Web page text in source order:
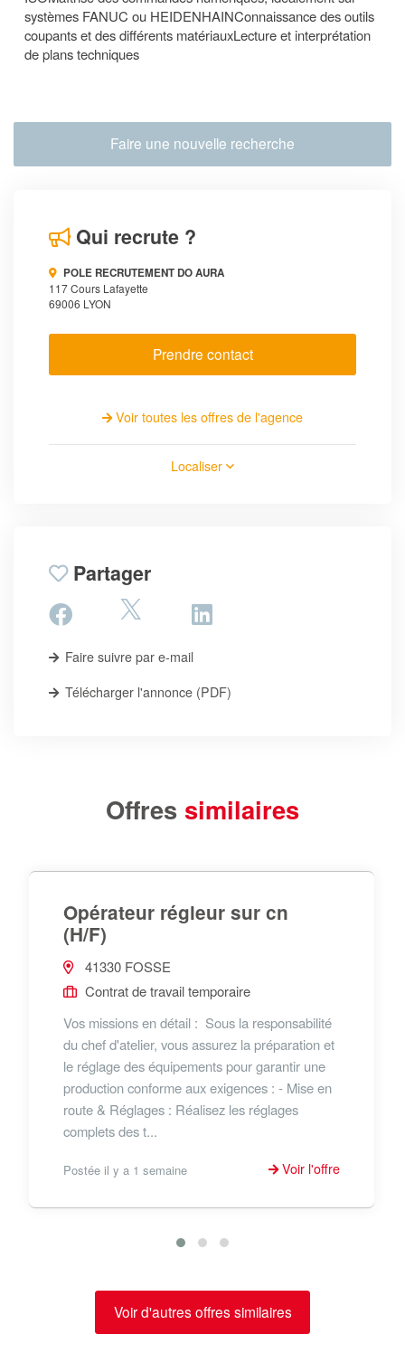
systèmes FANUC ou HEIDENHAINConnaissance des outils
coupants et des différents matériauxLecture et interprétation
de plans techniques
Faire une nouvelle recherche
Qui recrute ?
POLE RECRUTEMENT DO AURA
117 Cours Lafayette
69006 LYON
Prendre contact
Voir toutes les offres de l'agence
Localiser
Partager
Faire suivre par e-mail
Télécharger l'annonce (PDF)
Offres similaires
Opérateur régleur sur cn
(H/F)
41330 FOSSE
Contrat de travail temporaire
Vos missions en détail : Sous la responsabilité
du chef d'atelier, vous assurez la préparation et
le réglage des équipements pour garantir une
production conforme aux exigences : - Mise en
route & Réglages : Réalisez les réglages
complets des t...
Postée il y a 1 semaine Voir l'offre
Voir d'autres offres similaires